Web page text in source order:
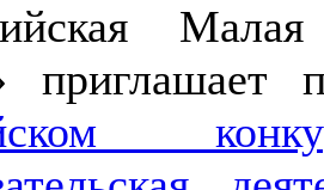
приглашает